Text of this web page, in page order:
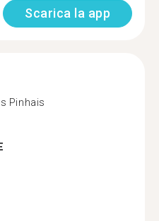
Scarica la app
Pinhais